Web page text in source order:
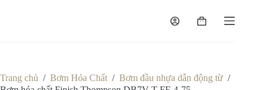
Giỏ
Trang chủ / Bơm Hóa Chất / Bơm đầu nhựa dẫn động từ /